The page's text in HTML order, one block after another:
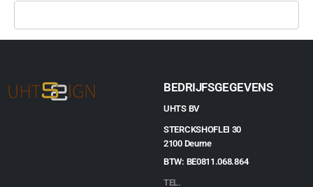
BEDRIJFSGEGEVENS
UHTS BV
STERCKSHOFLEI 30
2100 Deurne
BTW: BE0811.068.864
TEL.